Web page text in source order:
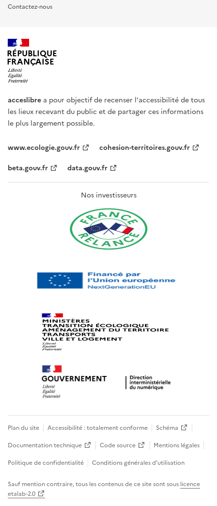
Contactez-nous
RÉPUBLIQUE
FRANÇAISE
acceslibre a pour objectif de recenser l'accessibilité de tous
les lieux recevant du public et de partager ces informations
le plus largement possible.
www.ecologie.gouv.fr
cohesion-territoires.gouv.fr
beta.gouv.fr
data.gouv.fr
Nos investisseurs
Plan du site Accessibilité : totalement conforme
Schéma
Documentation technique
Code source
Mentions légales
Politique de confidentialité
Conditions générales d’utilisation
Sauf mention contraire, tous les contenus de ce site sont sous licence
etalab-2.0